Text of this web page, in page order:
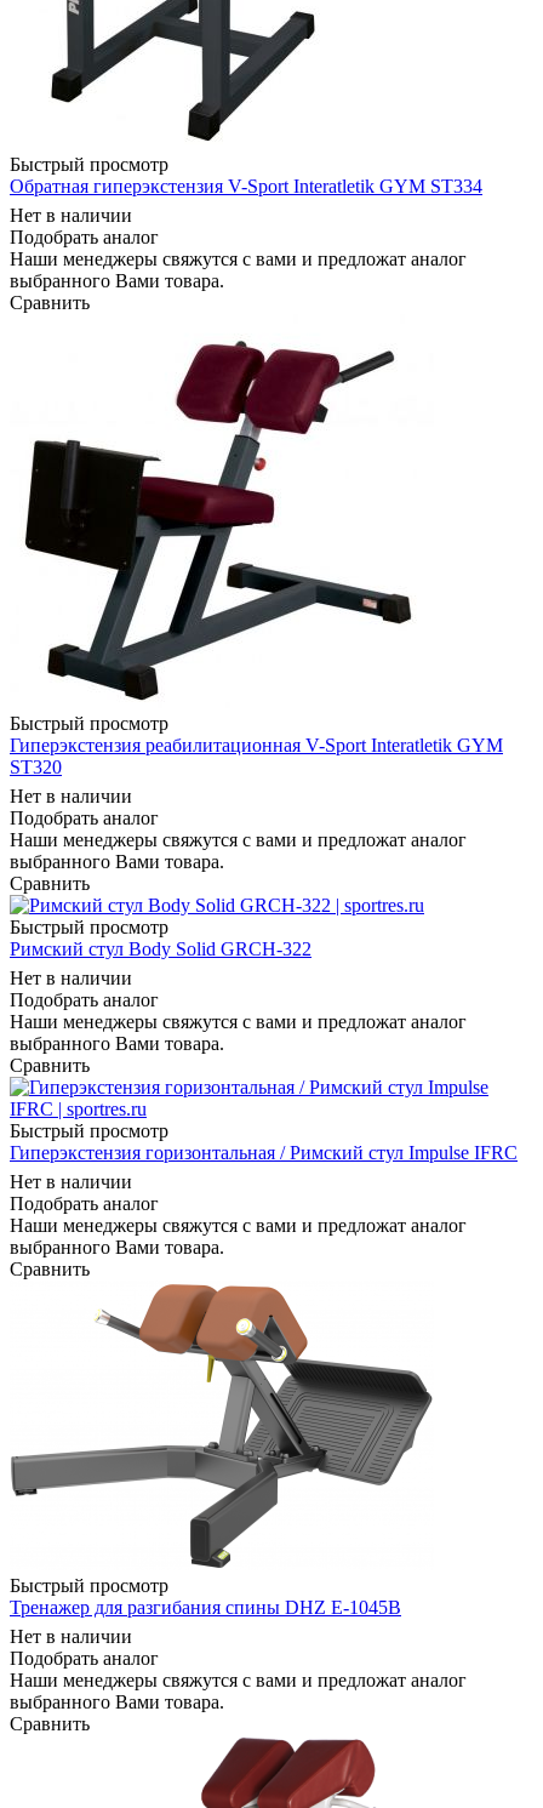
Быстрый просмотр
Обратная гиперэкстензия V-Sport Interatletik GYM ST334
Нет в наличии
Подобрать аналог
Наши менеджеры свяжутся с вами и предложат аналог
выбранного Вами товара.
Сравнить
Быстрый просмотр
Гиперэкстензия реабилитационная V-Sport Interatletik GYM
ST320
Нет в наличии
Подобрать аналог
Наши менеджеры свяжутся с вами и предложат аналог
выбранного Вами товара.
Сравнить
Быстрый просмотр
Римский стул Body Solid GRCH-322
Нет в наличии
Подобрать аналог
Наши менеджеры свяжутся с вами и предложат аналог
выбранного Вами товара.
Сравнить
Быстрый просмотр
Гиперэкстензия горизонтальная / Римский стул Impulse IFRC
Нет в наличии
Подобрать аналог
Наши менеджеры свяжутся с вами и предложат аналог
выбранного Вами товара.
Сравнить
Быстрый просмотр
Тренажер для разгибания спины DHZ E-1045В
Нет в наличии
Подобрать аналог
Наши менеджеры свяжутся с вами и предложат аналог
выбранного Вами товара.
Сравнить